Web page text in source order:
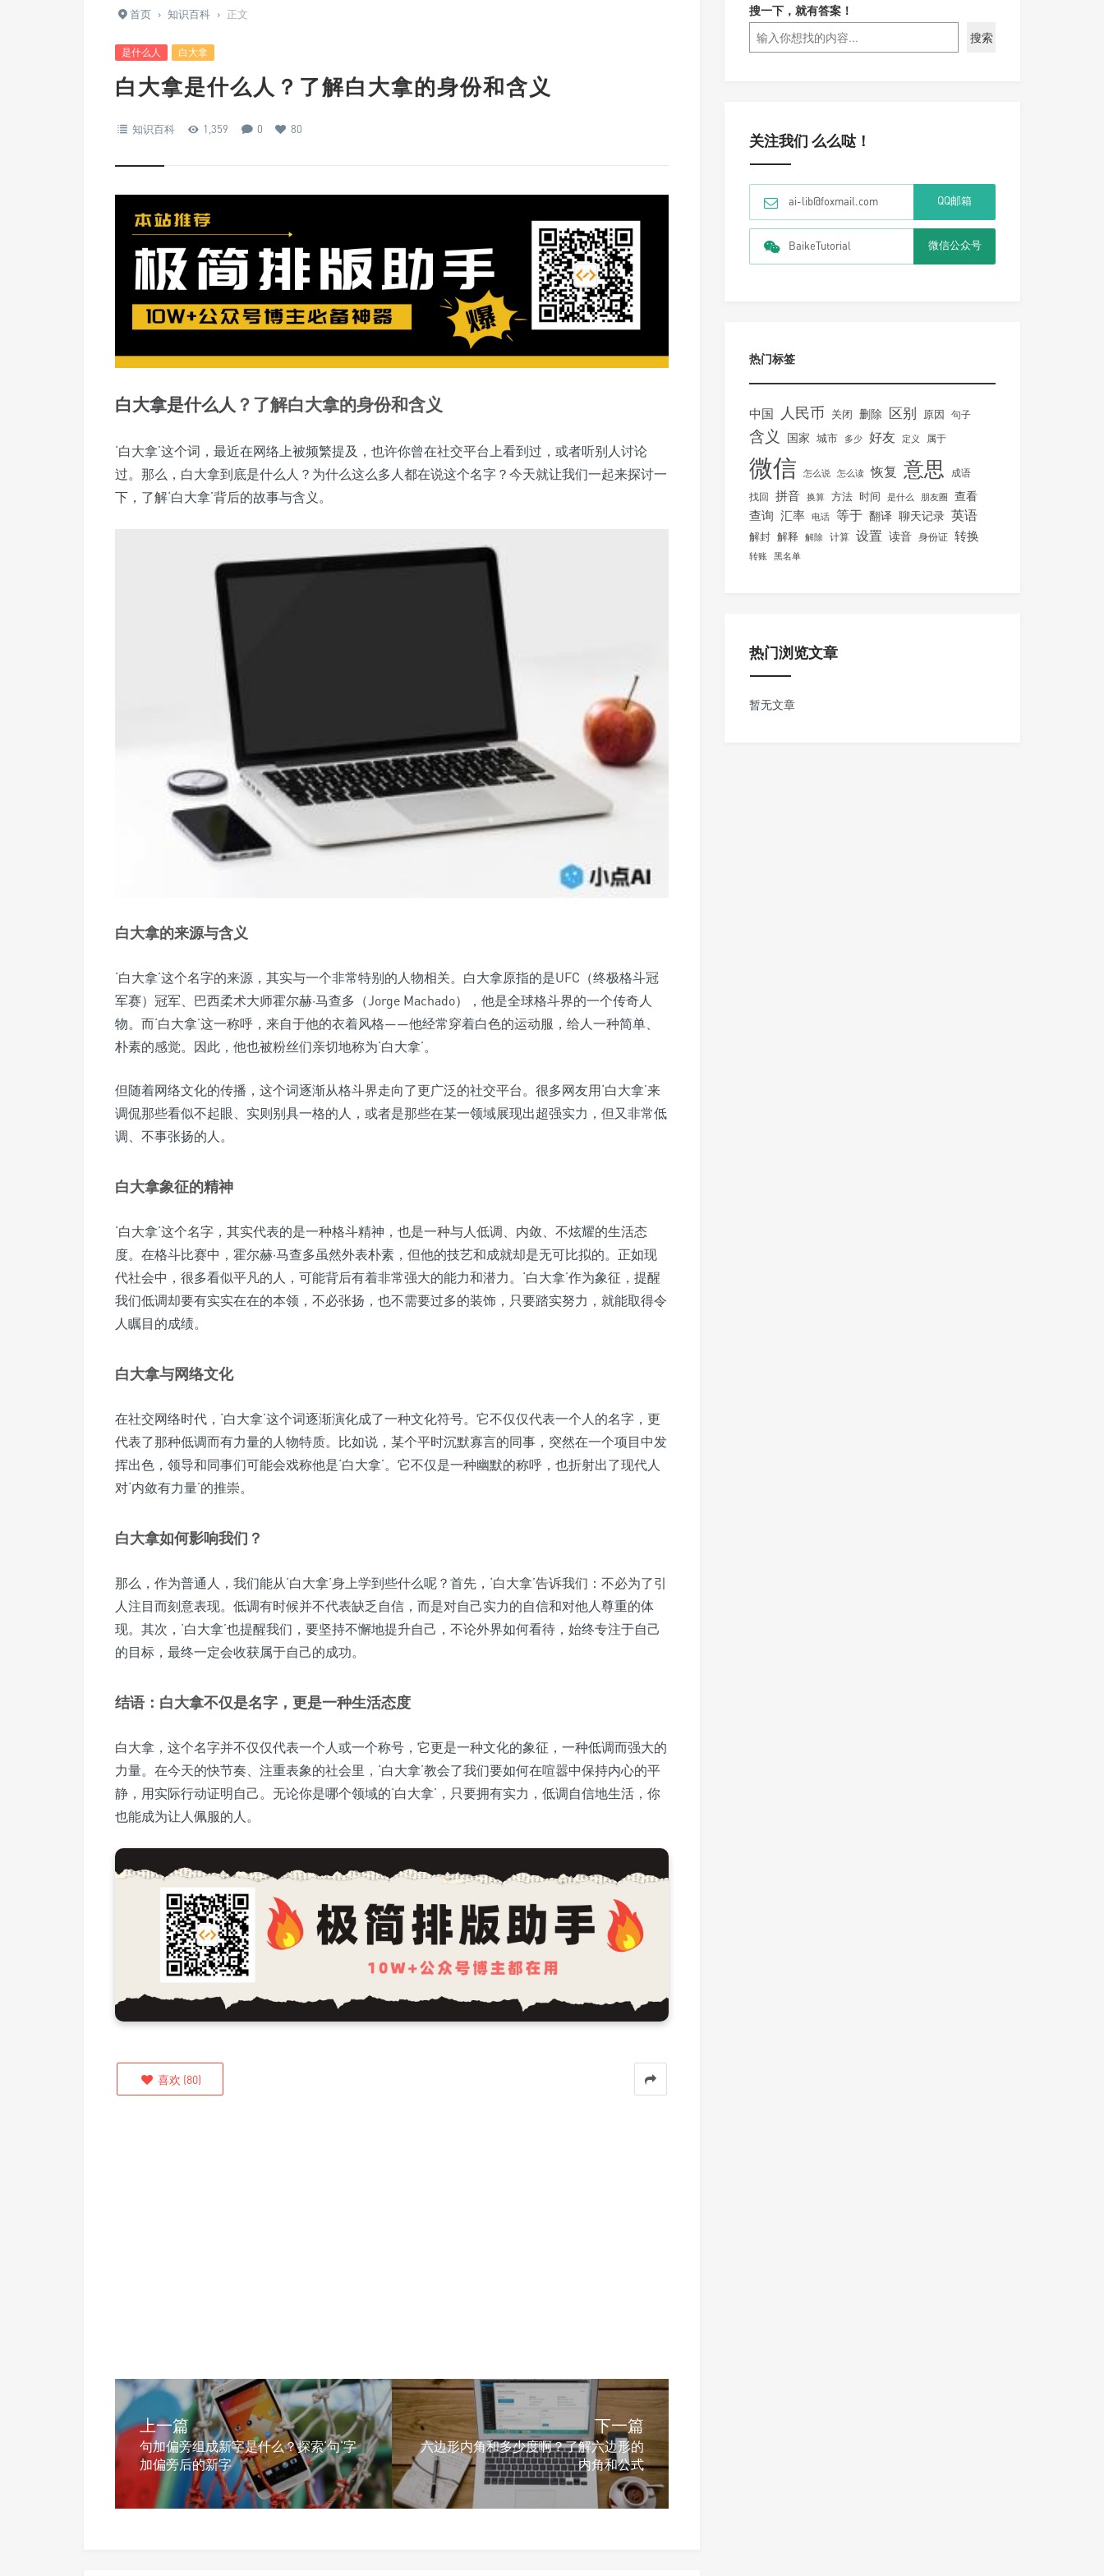
首页 › 知识百科 › 正文
是什么人 白大拿
白大拿是什么人？了解白大拿的身份和含义
知识百科 1,359 0 80
白大拿是什么人 ？了解白大拿的身份和含义
‘白大拿’这个词，最近在网络上被频繁提及，也许你曾在社交平台上看到过，或者听别人讨论
过。那么，白大拿到底是什么人？为什么这么多人都在说这个名字？今天就让我们一起来探讨一
下，了解‘白大拿’背后的故事与含义。
白大拿的来源与含义
‘白大拿’这个名字的来源，其实与一个非常特别的人物相关。白大拿原指的是UFC（终极格斗冠
军赛）冠军、巴西柔术大师霍尔赫·马查多（Jorge Machado），他是全球格斗界的一个传奇人
物。而‘白大拿’这一称呼，来自于他的衣着风格——他经常穿着白色的运动服，给人一种简单、
朴素的感觉。因此，他也被粉丝们亲切地称为‘白大拿’。
但随着网络文化的传播，这个词逐渐从格斗界走向了更广泛的社交平台。很多网友用‘白大拿’来
调侃那些看似不起眼、实则别具一格的人，或者是那些在某一领域展现出超强实力，但又非常低
调、不事张扬的人。
白大拿象征的精神
‘白大拿’这个名字，其实代表的是一种格斗精神，也是一种与人低调、内敛、不炫耀的生活态
度。在格斗比赛中，霍尔赫·马查多虽然外表朴素，但他的技艺和成就却是无可比拟的。正如现
代社会中，很多看似平凡的人，可能背后有着非常强大的能力和潜力。‘白大拿’作为象征，提醒
我们低调却要有实实在在的本领，不必张扬，也不需要过多的装饰，只要踏实努力，就能取得令
人瞩目的成绩。
白大拿与网络文化
在社交网络时代，‘白大拿’这个词逐渐演化成了一种文化符号。它不仅仅代表一个人的名字，更
代表了那种低调而有力量的人物特质。比如说，某个平时沉默寡言的同事，突然在一个项目中发
挥出色，领导和同事们可能会戏称他是‘白大拿’。它不仅是一种幽默的称呼，也折射出了现代人
对‘内敛有力量’的推崇。
白大拿如何影响我们？
那么，作为普通人，我们能从‘白大拿’身上学到些什么呢？首先，‘白大拿’告诉我们：不必为了引
人注目而刻意表现。低调有时候并不代表缺乏自信，而是对自己实力的自信和对他人尊重的体
现。其次，‘白大拿’也提醒我们，要坚持不懈地提升自己，不论外界如何看待，始终专注于自己
的目标，最终一定会收获属于自己的成功。
结语：白大拿不仅是名字，更是一种生活态度
白大拿，这个名字并不仅仅代表一个人或一个称号，它更是一种文化的象征，一种低调而强大的
力量。在今天的快节奏、注重表象的社会里，‘白大拿’教会了我们要如何在喧嚣中保持内心的平
静，用实际行动证明自己。无论你是哪个领域的‘白大拿’，只要拥有实力，低调自信地生活，你
也能成为让人佩服的人。
喜欢 (80)
上一篇
句加偏旁组成新字是什么？探索‘句’字
加偏旁后的新字
下一篇
六边形内角和多少度啊？了解六边形的
内角和公式
搜一下，就有答案！
搜索
关注我们 么么哒！
ai-lib@foxmail.com QQ邮箱
BaikeTutorial 微信公众号
热门标签
中国 人民币 关闭 删除 区别 原因 句子
含义 国家 城市 多少 好友 定义 属于
微信 怎么说 怎么读 恢复 意思 成语
找回 拼音 换算 方法 时间 是什么 朋友圈 查看
查询 汇率 电话 等于 翻译 聊天记录 英语
解封 解释 解除 计算 设置 读音 身份证 转换
转账 黑名单
热门浏览文章
暂无文章